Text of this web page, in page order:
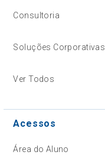
Consultoria
Soluções Corporativas
Ver Todos
Acessos
Área do Aluno